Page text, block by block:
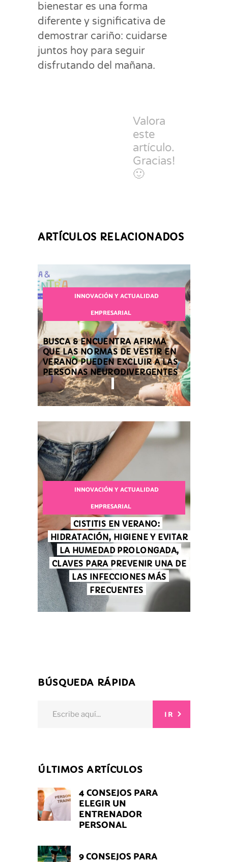
bienestar es una forma
diferente y significativa de
demostrar cariño: cuidarse
juntos hoy para seguir
disfrutando del mañana.
Valora
este
artículo.
Gracias!
🙂
ARTÍCULOS RELACIONADOS
INNOVACIÓN Y ACTUALIDAD
EMPRESARIAL
BUSCA & ENCUENTRA AFIRMA
QUE LAS NORMAS DE VESTIR EN
VERANO PUEDEN EXCLUIR A LAS
PERSONAS NEURODIVERGENTES
INNOVACIÓN Y ACTUALIDAD
EMPRESARIAL
CISTITIS EN VERANO:
HIDRATACIÓN, HIGIENE Y EVITAR
LA HUMEDAD PROLONGADA,
CLAVES PARA PREVENIR UNA DE
LAS INFECCIONES MÁS
FRECUENTES
BÚSQUEDA RÁPIDA
IR
ÚLTIMOS ARTÍCULOS
4 CONSEJOS PARA
ELEGIR UN
ENTRENADOR
PERSONAL
9 CONSEJOS PARA